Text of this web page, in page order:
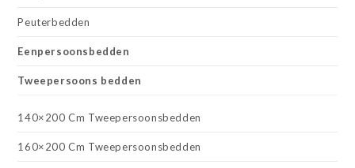
Peuterbedden
Eenpersoonsbedden
Tweepersoons bedden
140×200 Cm Tweepersoonsbedden
160×200 Cm Tweepersoonsbedden